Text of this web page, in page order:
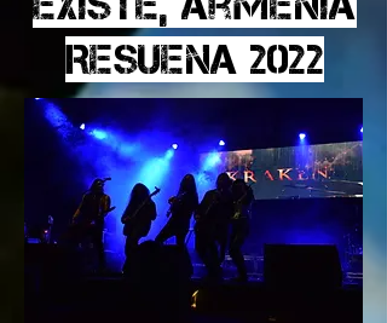
Resuena 2022